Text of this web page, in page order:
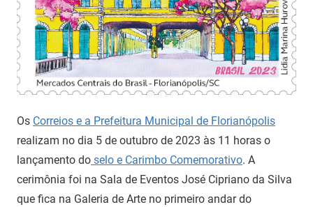
Os Correios e a Prefeitura Municipal de Florianópolis
realizam no dia 5 de outubro de 2023 às 11 horas o
lançamento do selo e Carimbo Comemorativo. A
cerimônia foi na Sala de Eventos José Cipriano da Silva
que fica na Galeria de Arte no primeiro andar do